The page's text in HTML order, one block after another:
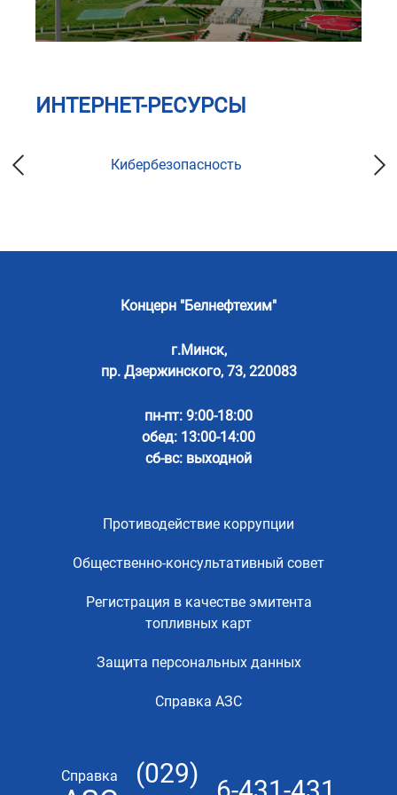
ИНТЕРНЕТ-РЕСУРСЫ
Кибербезопасность
Концерн "Белнефтехим"
г.Минск,
пр. Дзержинского, 73, 220083
пн-пт: 9:00-18:00
обед: 13:00-14:00
сб-вс: выходной
Противодействие коррупции
Общественно-консультативный совет
Регистрация в качестве эмитента
топливных карт
Защита персональных данных
Справка АЗС
Справка
(029)